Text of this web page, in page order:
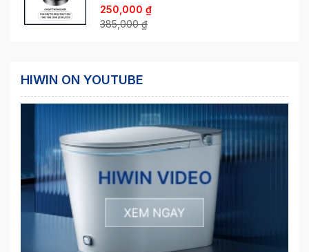
250,000 ₫
385,000₫
HIWIN ON YOUTUBE